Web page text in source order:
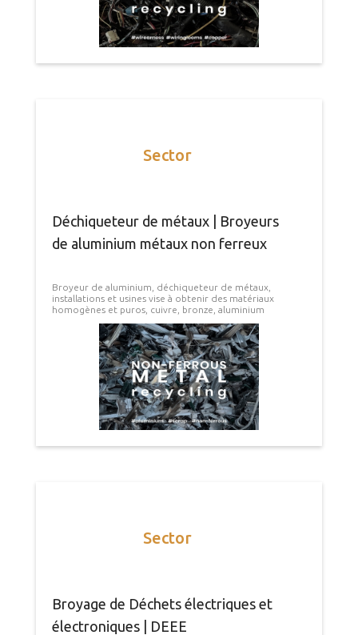
Sector
Déchiqueteur de métaux | Broyeurs
de aluminium métaux non ferreux
Broyeur de aluminium, déchiqueteur de métaux,
installations et usines vise à obtenir des matériaux
homogènes et puros, cuivre, bronze, aluminium
Sector
Broyage de Déchets électriques et
électroniques | DEEE